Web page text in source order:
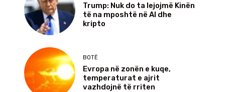
Trump: Nuk do ta lejojmë Kinën
të na mposhtë në Al dhe
kripto
BOTË
Evropa në zonën e kuqe,
temperaturat e ajrit
vazhdojnë të rriten